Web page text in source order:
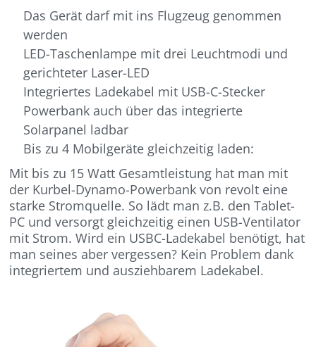
Das Gerät darf mit ins Flugzeug genommen
werden
LED-Taschenlampe mit drei Leuchtmodi und
gerichteter Laser-LED
Integriertes Ladekabel mit USB-C-Stecker
Powerbank auch über das integrierte
Solarpanel ladbar
Bis zu 4 Mobilgeräte gleichzeitig laden:
Mit bis zu 15 Watt Gesamtleistung hat man mit
der Kurbel-Dynamo-Powerbank von revolt eine
starke Stromquelle. So lädt man z.B. den Tablet-
PC und versorgt gleichzeitig einen USB-Ventilator
mit Strom. Wird ein USBC-Ladekabel benötigt, hat
man seines aber vergessen? Kein Problem dank
integriertem und ausziehbarem Ladekabel.